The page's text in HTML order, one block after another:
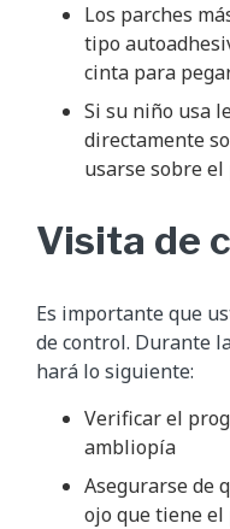
Los parches
tipo
cinta para
Si su niño usa
directamente
usarse sobre el
Visita de
Es importante que
de control. Durante
hará lo siguiente:
Verificar el
ambliopía
Asegurarse de
ojo que tiene el